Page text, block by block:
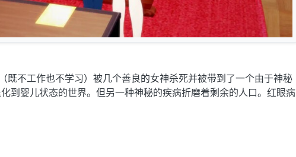
既不工作也不学习）被几个善良的女神杀死并被带到了一个由于神秘
到婴儿状态的世界。但另一种神秘的疾病折磨着剩余的人口。红眼病